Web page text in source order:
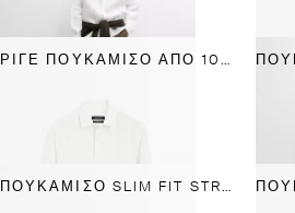
ΡΙΓΈ ΠΟΥΚΆΜΙΣΟ ΑΠΌ 100% ΒΑΜΒΆΚΙ
ΠΟΥΚΆΜΙΣΟ SLIM FIT STRETCH